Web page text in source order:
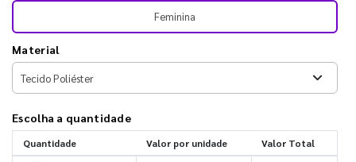
Feminina
Material
Escolha a quantidade
Quantidade Valor por unidade Valor Total